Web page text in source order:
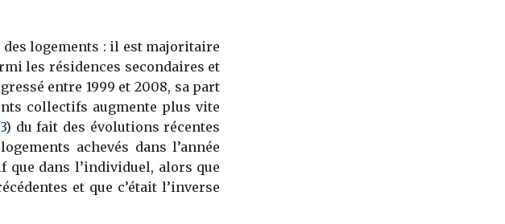
des logements : il est majoritaire
les résidences secondaires et
entre 1999 et 2008, sa part
collectifs augmente plus vite
) du fait des évolutions récentes
achevés dans l’année
dans l’individuel, alors que
et que c’était l’inverse